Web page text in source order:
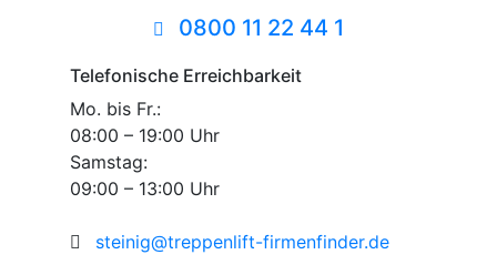
0800 11 22 44 1
Telefonische Erreichbarkeit
Mo. bis Fr.:
08:00 – 19:00 Uhr
Samstag:
09:00 – 13:00 Uhr
steinig@treppenlift-firmenfinder.de